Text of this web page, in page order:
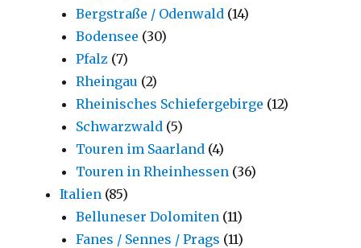
Bergstraße / Odenwald (14)
Bodensee (30)
Pfalz (7)
Rheingau (2)
Rheinisches Schiefergebirge (12)
Schwarzwald (5)
Touren im Saarland (4)
Touren in Rheinhessen (36)
Italien (85)
Belluneser Dolomiten (11)
Fanes / Sennes / Prags (11)